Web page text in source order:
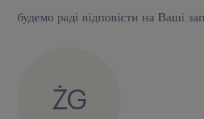
будемо раді відповісти на Ваші
ŻG